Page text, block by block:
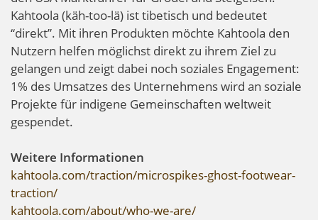
Kahtoola (käh-too-lä) ist tibetisch und bedeutet
“direkt”. Mit ihren Produkten möchte Kahtoola den
Nutzern helfen möglichst direkt zu ihrem Ziel zu
gelangen und zeigt dabei noch soziales Engagement:
1% des Umsatzes des Unternehmens wird an soziale
Projekte für indigene Gemeinschaften weltweit
gespendet.
Weitere Informationen
kahtoola.com/traction/microspikes-ghost-footwear-
traction/
kahtoola.com/about/who-we-are/